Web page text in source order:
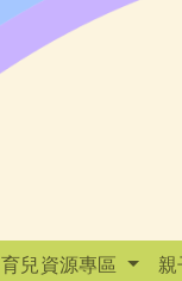
育兒資源專區 親